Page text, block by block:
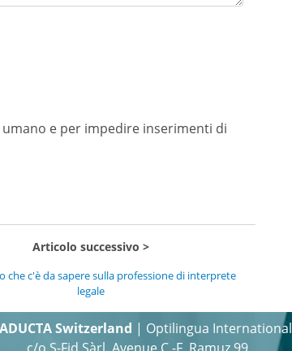
e per impedire inserimenti di
Articolo successivo
che c'è da sapere sulla professione di interprete
legale
Switzerland | Optilingua International